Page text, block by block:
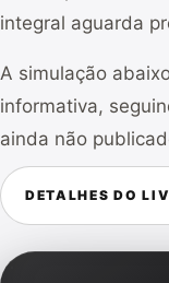
integral aguarda
A simulação
informativa,
ainda não
DETALHES DO